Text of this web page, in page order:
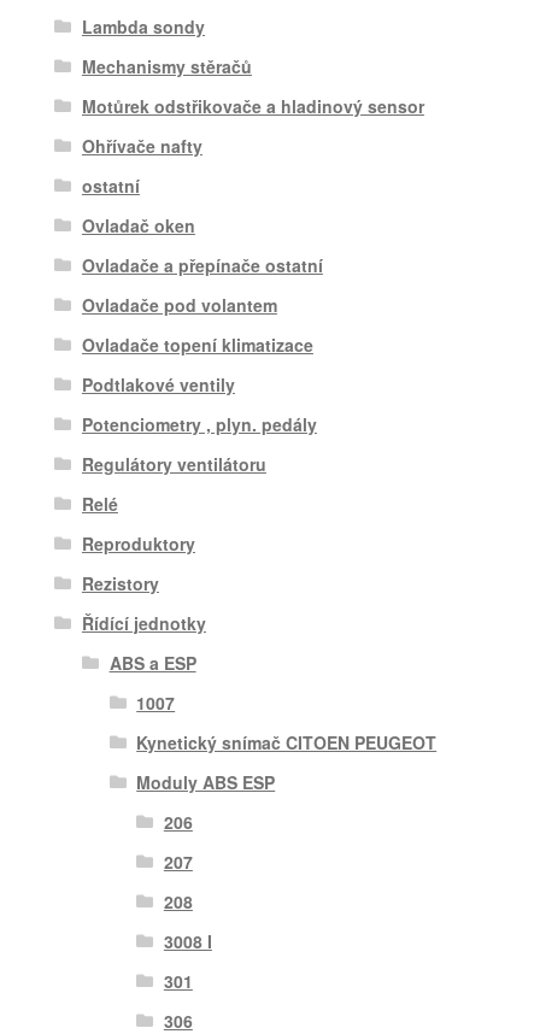
Lambda sondy
Mechanismy stěračů
Motůrek odstřikovače a hladinový sensor
Ohřívače nafty
ostatní
Ovladač oken
Ovladače a přepínače ostatní
Ovladače pod volantem
Ovladače topení klimatizace
Podtlakové ventily
Potenciometry , plyn. pedály
Regulátory ventilátoru
Relé
Reproduktory
Rezistory
Řídící jednotky
ABS a ESP
1007
Kynetický snímač CITOEN PEUGEOT
Moduly ABS ESP
206
207
208
3008 I
301
306